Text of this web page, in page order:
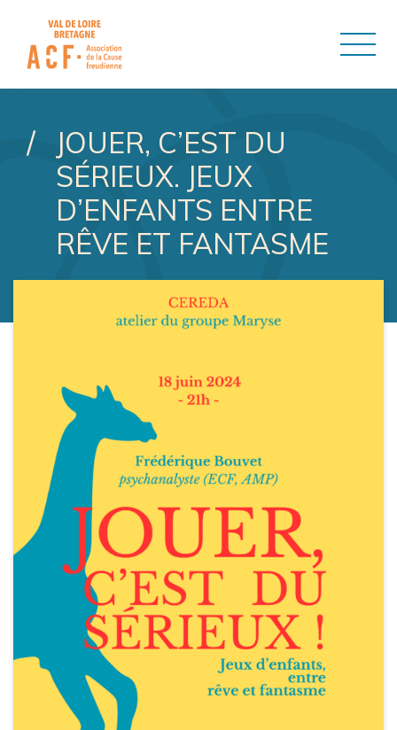
ASSOCIATION DE LA
JOUER, C’EST DU
SÉRIEUX. JEUX
D’ENFANTS ENTRE
RÊVE ET FANTASME